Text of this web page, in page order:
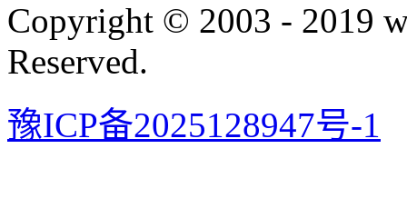
Copyright © 2003 - 2019
Reserved.
豫ICP备2025128947号-1